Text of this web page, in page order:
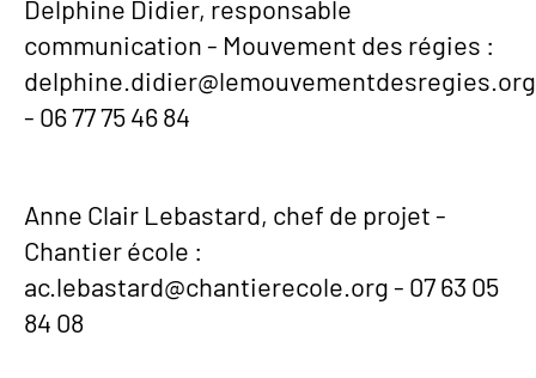
Delphine Didier, responsable
communication - Mouvement des régies :
delphine.didier@lemouvementdesregies.org
- 06 77 75 46 84
Anne Clair Lebastard, chef de projet -
Chantier école :
ac.lebastard@chantierecole.org - 07 63 05
84 08